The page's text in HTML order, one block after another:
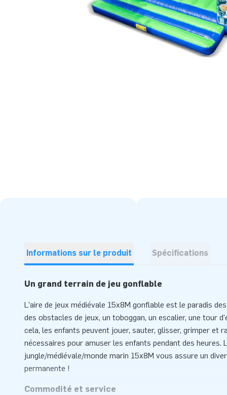
Informations sur le produit Spécifications
Un grand terrain de jeu gonflable
L'aire de jeux médiévale 15x8M gonflable est le paradis
des obstacles de jeux, un toboggan, un escalier, une tour
cela, les enfants peuvent jouer, sauter, glisser, grimper et
nécessaires pour amuser les enfants pendant des heures.
jungle/médiévale/monde marin 15x8M vous assure un
permanente !
Commodité et service